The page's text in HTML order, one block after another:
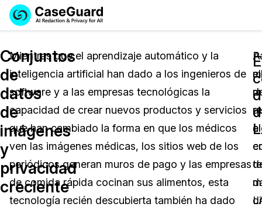
Licencia de CaseGuard Studio
Precios de Redacción a Pedido
Soluciones
Redacción de vídeos
Redacción de documentos
Redacción de audio
Redacción en Bulto
Industrias
Cuerpos Policiales
Transportación
La Atención Médica
Precios
Recursos
Preguntas Frecuentes
Eventos
Demo
English
Español
Conjuntos
de
datos
de
imágenes
y
privacidad
creciente
Mientras que el aprendizaje automático y la
inteligencia artificial han dado a los ingenieros de
software y a las empresas tecnológicas la
capacidad de crear nuevos productos y servicios
que han cambiado la forma en que los médicos
ven las imágenes médicas, los sitios web de los
periódicos generan muros de pago y las empresas
de comida rápida cocinan sus alimentos, esta
tecnología recién descubierta también ha dado
A
el